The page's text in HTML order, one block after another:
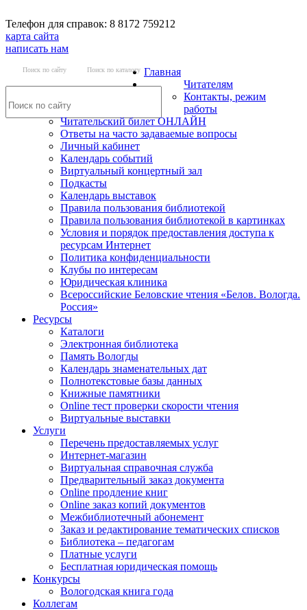
Телефон для справок: 8 8172 759212
карта сайта
написать нам
Поиск по сайту Поиск по каталогу Главная
Читателям
Контакты, режим
работы
Читательский билет ОНЛАЙН
Ответы на часто задаваемые вопросы
Личный кабинет
Календарь событий
Виртуальный концертный зал
Подкасты
Календарь выставок
Правила пользования библиотекой
Правила пользования библиотекой в картинках
Условия и порядок предоставления доступа к
ресурсам Интернет
Политика конфиденциальности
Клубы по интересам
Юридическая клиника
Всероссийские Беловские чтения «Белов. Вологда.
Россия»
Ресурсы
Каталоги
Электронная библиотека
Память Вологды
Календарь знаменательных дат
Полнотекстовые базы данных
Книжные памятники
Online тест проверки скорости чтения
Виртуальные выставки
Услуги
Перечень предоставляемых услуг
Интернет-магазин
Виртуальная справочная служба
Предварительный заказ документа
Online продление книг
Online заказ копий документов
Межбиблиотечный абонемент
Заказ и редактирование тематических списков
Библиотека – педагогам
Платные услуги
Бесплатная юридическая помощь
Конкурсы
Вологодская книга года
Коллегам